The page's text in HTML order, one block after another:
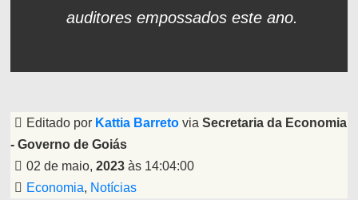
auditores empossados este ano.
Editado por Kattia Barreto viaSecretaria da Economia
- Governo de Goiás
02 de maio,2023 às 14:04:00
Economia, Notícias